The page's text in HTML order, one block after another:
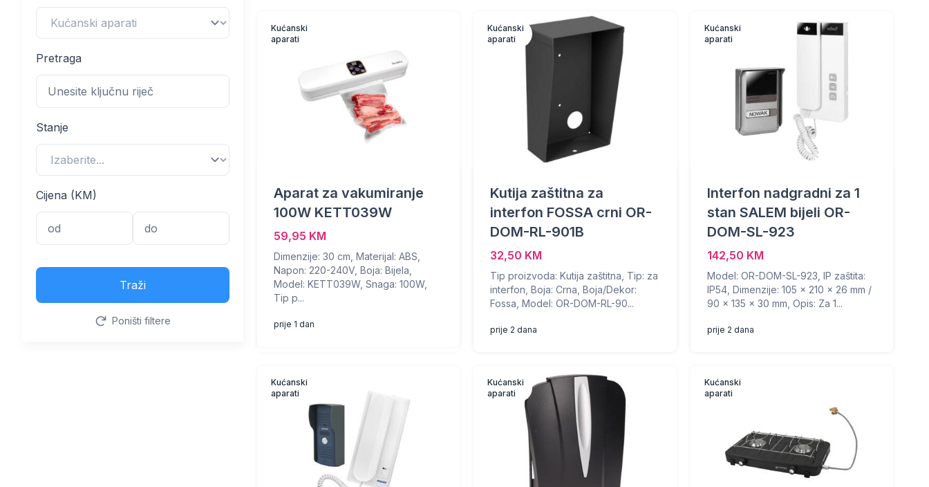
Pretraga
Stanje
Cijena (KM)
Traži
Poništi filtere
Kućanski
aparati
Aparat za vakumiranje
100W KETT039W
59,95 KM
Dimenzije: 30 cm, Materijal: ABS,
Napon: 220-240V, Boja: Bijela,
Model: KETT039W, Snaga: 100W,
Tip p...
prije 1 dan
Kućanski
aparati
Kutija zaštitna za
interfon FOSSA crni OR-
DOM-RL-901B
32,50 KM
Tip proizvoda: Kutija zaštitna, Tip: za
interfon, Boja: Crna, Boja/Dekor:
Fossa, Model: OR-DOM-RL-90...
prije 2 dana
Kućanski
aparati
Interfon nadgradni za 1
stan SALEM bijeli OR-
DOM-SL-923
142,50 KM
Model: OR-DOM-SL-923, IP zaštita:
IP54, Dimenzije: 105 x 210 x 26 mm /
90 x 135 x 30 mm, Opis: Za 1...
prije 2 dana
Kućanski
aparati
Kućanski
aparati
Kućanski
aparati